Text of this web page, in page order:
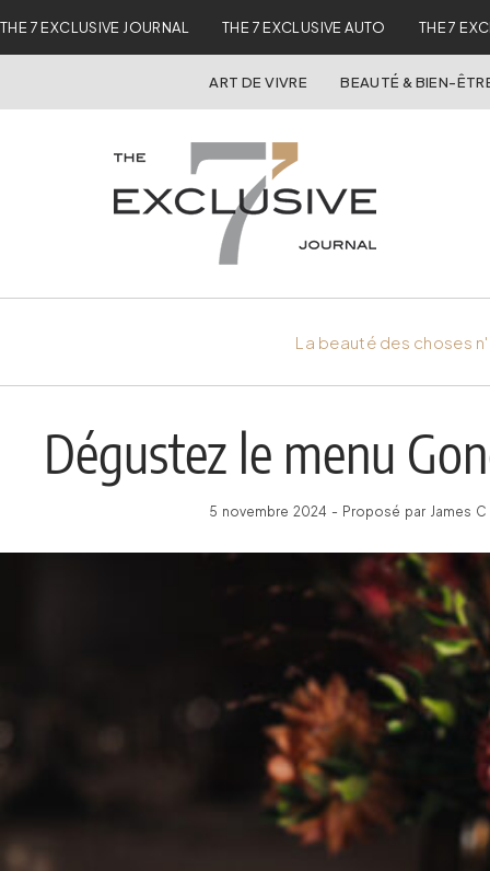
THE 7 EXCLUSIVE JOURNAL THE 7 EXCLUSIVE AUTO THE 7
ART DE VIVRE BEAUTÉ & BIEN-
La beauté des choses
Dégustez le menu
5 novembre 2024 - Proposé par James